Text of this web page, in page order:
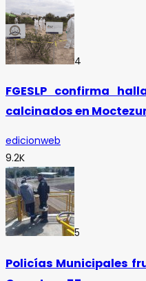
4
FGESLP confirma
calcinados en
edicionweb
9.2K
5
Policías Municipales